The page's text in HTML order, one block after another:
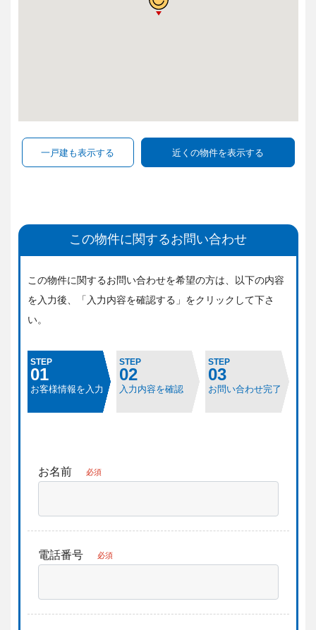
この物件に関するお問い合わせ
この物件に関するお問い合わせを希望の方は、 以下の内容
を入力後、「入力内容を確認する」をクリックして下さ
い。
STEP
01
お客様情報を入力
STEP
02
入力内容を確認
STEP
03
お問い合わせ完了
お名前 必須
電話番号 必須